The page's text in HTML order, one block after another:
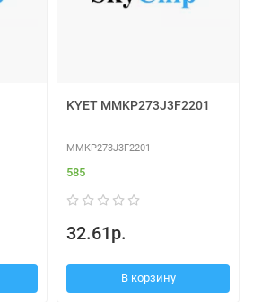
KYET MMKP273J3F2201
MMKP273J3F2201
585
32.61р.
В корзину